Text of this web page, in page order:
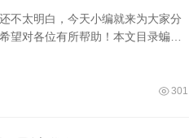
不太明白，今天小编就来为大家分
望对各位有所帮助！本文目录蝙蝠
供养分和氧气，使胎儿得以生长发
301